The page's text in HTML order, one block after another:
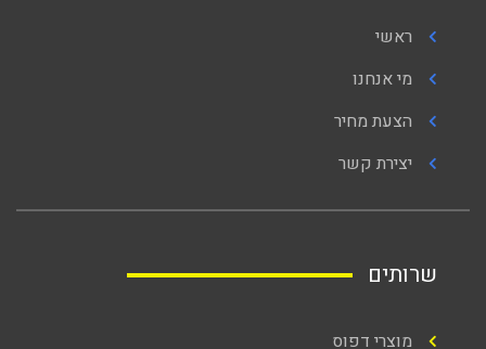
ראשי
מי אנחנו
הצעת מחיר
יצירת קשר
שרותים
מוצרי דפוס